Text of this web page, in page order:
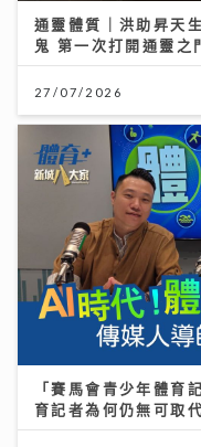
通靈體質｜洪助昇天
鬼 第一次打開通靈之
27/07/2026
「賽馬會青少年體育
育記者為何仍無可取